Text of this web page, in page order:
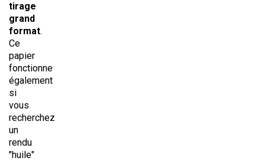
tirage
grand
format.
Ce
papier
fonctionne
également
si
vous
recherchez
un
rendu
"huile"